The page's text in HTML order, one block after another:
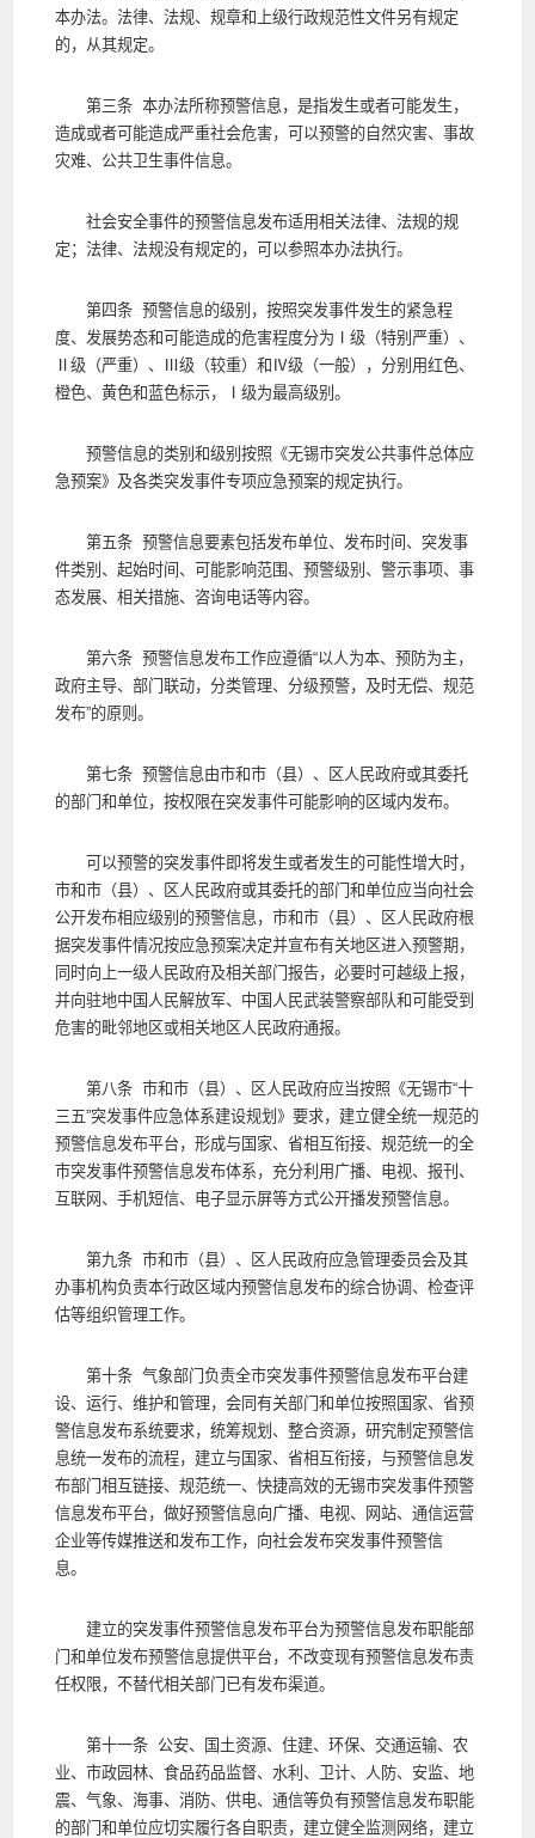
本办法。法律、法规、规章和上级行政规范性文件另有规定
的，从其规定。
第三条 本办法所称预警信息，是指发生或者可能发生，
造成或者可能造成严重社会危害，可以预警的自然灾害、事故
灾难、公共卫生事件信息。
社会安全事件的预警信息发布适用相关法律、法规的规
定；法律、法规没有规定的，可以参照本办法执行。
第四条 预警信息的级别，按照突发事件发生的紧急程
度、发展势态和可能造成的危害程度分为Ⅰ级（特别严重）、
Ⅱ级（严重）、Ⅲ级（较重）和Ⅳ级（一般），分别用红色、
橙色、黄色和蓝色标示，Ⅰ级为最高级别。
预警信息的类别和级别按照《无锡市突发公共事件总体应
急预案》及各类突发事件专项应急预案的规定执行。
第五条 预警信息要素包括发布单位、发布时间、突发事
件类别、起始时间、可能影响范围、预警级别、警示事项、事
态发展、相关措施、咨询电话等内容。
第六条 预警信息发布工作应遵循“以人为本、预防为主，
政府主导、部门联动，分类管理、分级预警，及时无偿、规范
发布”的原则。
第七条 预警信息由市和市（县）、区人民政府或其委托
的部门和单位，按权限在突发事件可能影响的区域内发布。
可以预警的突发事件即将发生或者发生的可能性增大时，
市和市（县）、区人民政府或其委托的部门和单位应当向社会
公开发布相应级别的预警信息，市和市（县）、区人民政府根
据突发事件情况按应急预案决定并宣布有关地区进入预警期，
同时向上一级人民政府及相关部门报告，必要时可越级上报，
并向驻地中国人民解放军、中国人民武装警察部队和可能受到
危害的毗邻地区或相关地区人民政府通报。
第八条 市和市（县）、区人民政府应当按照《无锡市“十
三五”突发事件应急体系建设规划》要求，建立健全统一规范的
预警信息发布平台，形成与国家、省相互衔接、规范统一的全
市突发事件预警信息发布体系，充分利用广播、电视、报刊、
互联网、手机短信、电子显示屏等方式公开播发预警信息。
第九条 市和市（县）、区人民政府应急管理委员会及其
办事机构负责本行政区域内预警信息发布的综合协调、检查评
估等组织管理工作。
第十条 气象部门负责全市突发事件预警信息发布平台建
设、运行、维护和管理，会同有关部门和单位按照国家、省预
警信息发布系统要求，统筹规划、整合资源，研究制定预警信
息统一发布的流程，建立与国家、省相互衔接，与预警信息发
布部门相互链接、规范统一、快捷高效的无锡市突发事件预警
信息发布平台，做好预警信息向广播、电视、网站、通信运营
企业等传媒推送和发布工作，向社会发布突发事件预警信
息。
建立的突发事件预警信息发布平台为预警信息发布职能部
门和单位发布预警信息提供平台，不改变现有预警信息发布责
任权限，不替代相关部门已有发布渠道。
第十一条 公安、国土资源、住建、环保、交通运输、农
业、市政园林、食品药品监督、水利、卫计、人防、安监、地
震、气象、海事、消防、供电、通信等负有预警信息发布职能
的部门和单位应切实履行各自职责，建立健全监测网络，建立